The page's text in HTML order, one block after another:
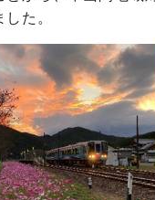
た。